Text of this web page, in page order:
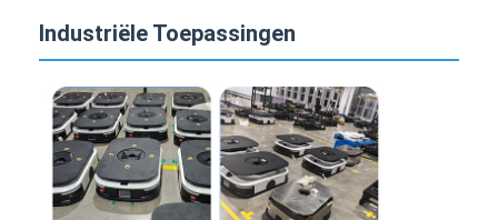
Industriële Toepassingen